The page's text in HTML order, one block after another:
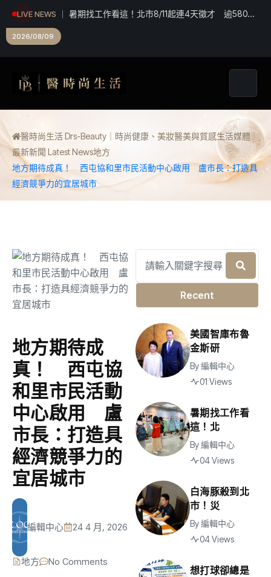
LIVE NEWS
白海豚殺到北市！災情破180件、5人受傷 蔣萬
2026/08/09
醫時尚生活 Drs-Beauty｜時尚健康、美妝醫美與質感生活媒體
最新新聞 Latest News地方
地方期待成真！ 西屯協和里市民活動中心啟用 盧市長：打造具
經濟競爭力的宜居城市
地方期待成
真！ 西屯協
和里市民活動
中心啟用 盧
市長：打造具
經濟競爭力的
宜居城市
編輯中心 24 4 月, 2026
地方 No Comments
Recent
美國智庫布魯
金斯研
By編輯中心
01 Views
暑期找工作看
這！北
By編輯中心
04 Views
白海豚殺到北
市！災
By編輯中心
04 Views
想打球卻總是